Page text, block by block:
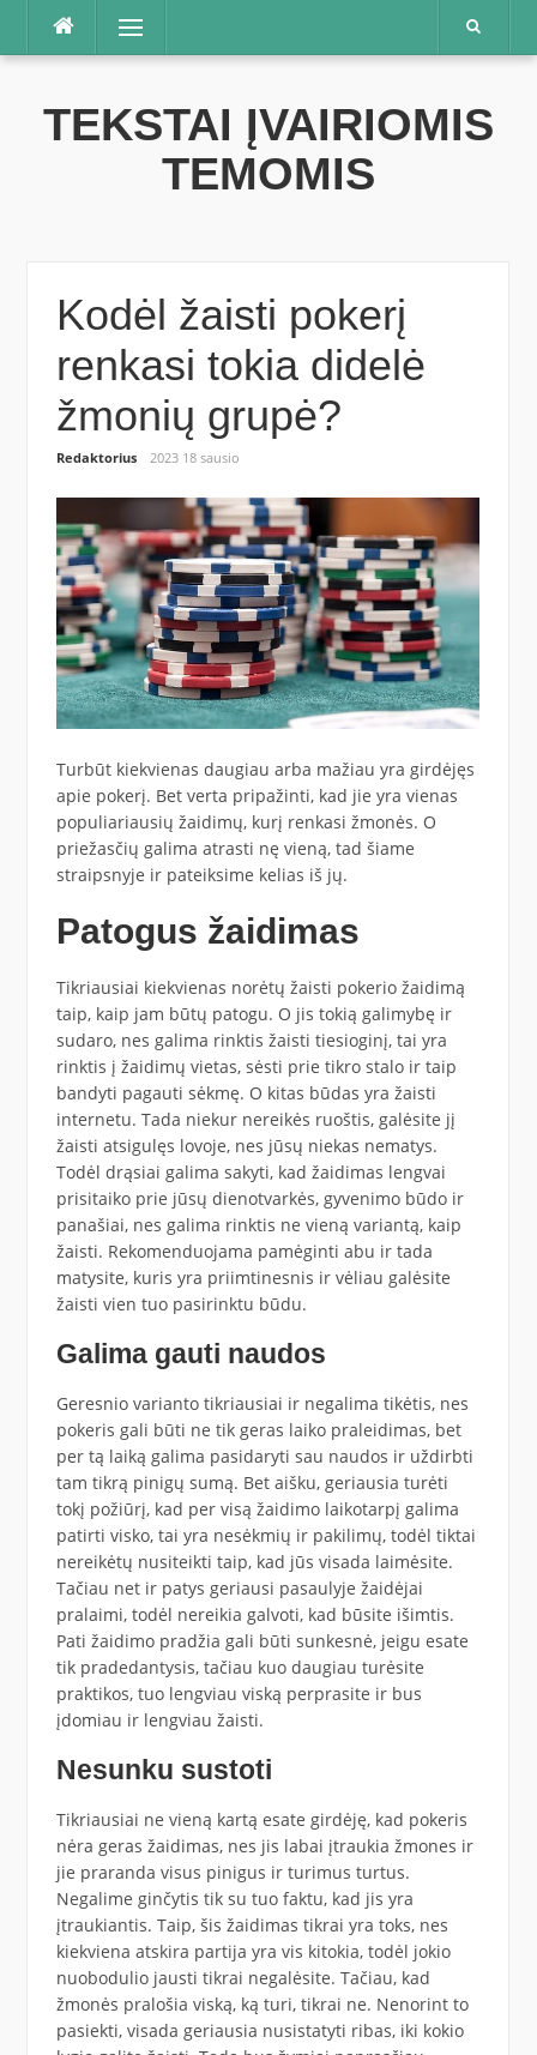
Praleisti
Meniu
TEKSTAI ĮVAIRIOMIS
TEMOMIS
Kodėl žaisti pokerį
renkasi tokia didelė
žmonių grupė?
Redaktorius 2023 18 sausio
Turbūt kiekvienas daugiau arba mažiau yra girdėjęs
apie pokerį. Bet verta pripažinti, kad jie yra vienas
populiariausių žaidimų, kurį renkasi žmonės. O
priežasčių galima atrasti nę vieną, tad šiame
straipsnyje ir pateiksime kelias iš jų.
Patogus žaidimas
Tikriausiai kiekvienas norėtų žaisti pokerio žaidimą
taip, kaip jam būtų patogu. O jis tokią galimybę ir
sudaro, nes galima rinktis žaisti tiesioginį, tai yra
rinktis į žaidimų vietas, sėsti prie tikro stalo ir taip
bandyti pagauti sėkmę. O kitas būdas yra žaisti
internetu. Tada niekur nereikės ruoštis, galėsite jį
žaisti atsigulęs lovoje, nes jūsų niekas nematys.
Todėl drąsiai galima sakyti, kad žaidimas lengvai
prisitaiko prie jūsų dienotvarkės, gyvenimo būdo ir
panašiai, nes galima rinktis ne vieną variantą, kaip
žaisti. Rekomenduojama pamėginti abu ir tada
matysite, kuris yra priimtinesnis ir vėliau galėsite
žaisti vien tuo pasirinktu būdu.
Galima gauti naudos
Geresnio varianto tikriausiai ir negalima tikėtis, nes
pokeris gali būti ne tik geras laiko praleidimas, bet
per tą laiką galima pasidaryti sau naudos ir uždirbti
tam tikrą pinigų sumą. Bet aišku, geriausia turėti
tokį požiūrį, kad per visą žaidimo laikotarpį galima
patirti visko, tai yra nesėkmių ir pakilimų, todėl tiktai
nereikėtų nusiteikti taip, kad jūs visada laimėsite.
Tačiau net ir patys geriausi pasaulyje žaidėjai
pralaimi, todėl nereikia galvoti, kad būsite išimtis.
Pati žaidimo pradžia gali būti sunkesnė, jeigu esate
tik pradedantysis, tačiau kuo daugiau turėsite
praktikos, tuo lengviau viską perprasite ir bus
įdomiau ir lengviau žaisti.
Nesunku sustoti
Tikriausiai ne vieną kartą esate girdėję, kad pokeris
nėra geras žaidimas, nes jis labai įtraukia žmones ir
jie praranda visus pinigus ir turimus turtus.
Negalime ginčytis tik su tuo faktu, kad jis yra
įtraukiantis. Taip, šis žaidimas tikrai yra toks, nes
kiekviena atskira partija yra vis kitokia, todėl jokio
nuobodulio jausti tikrai negalėsite. Tačiau, kad
žmonės pralošia viską, ką turi, tikrai ne. Nenorint to
pasiekti, visada geriausia nusistatyti ribas, iki kokio